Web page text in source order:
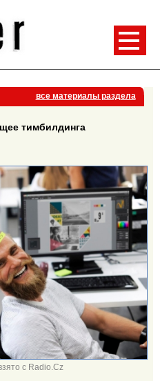
все материалы раздела
тимбилдинга
с Radio.Cz